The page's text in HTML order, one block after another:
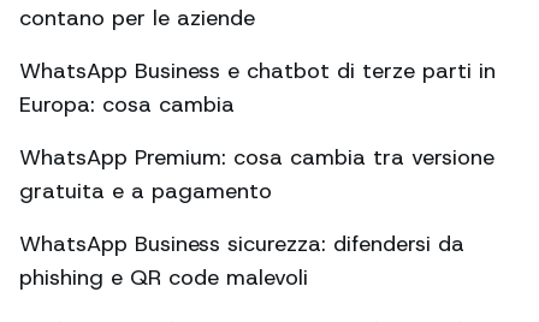
contano per le aziende
WhatsApp Business e chatbot di terze parti in
Europa: cosa cambia
WhatsApp Premium: cosa cambia tra versione
gratuita e a pagamento
WhatsApp Business sicurezza: difendersi da
phishing e QR code malevoli